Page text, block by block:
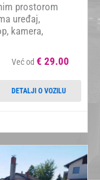
prostorom
uređaj,
kamera,
Već od € 29.00
DETALJI O VOZILU